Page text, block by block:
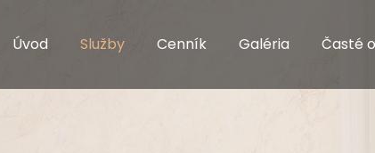
Úvod Služby Cenník Galéria Časté